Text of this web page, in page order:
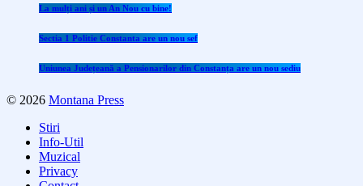
La mulți ani și un An Nou cu bine!
Sectia 1 Politie Constanta are un nou sef
Uniunea Județeană a Pensionarilor din Constanța are un nou sediu
© 2026 Montana Press
Stiri
Info-Util
Muzical
Privacy